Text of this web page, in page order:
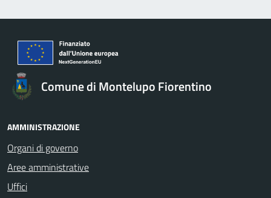
Comune di Montelupo Fiorentino
AMMINISTRAZIONE
Organi di governo
Aree amministrative
Uffici